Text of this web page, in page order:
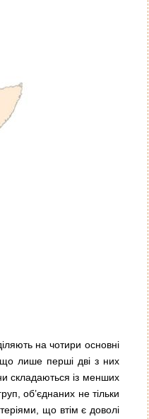
на чотири основні
лише перші дві з них
складаються із менших
об’єднаних не тільки
що втім є доволі